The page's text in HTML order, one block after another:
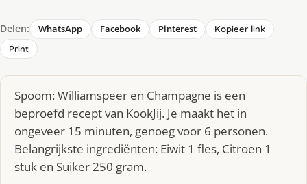
Delen: WhatsApp Facebook Pinterest
Kopieer link
Print
Spoom: Williamspeer en Champagne is een
beproefd recept van KookJij. Je maakt het in
ongeveer 15 minuten, genoeg voor 6 personen.
Belangrijkste ingrediënten: Eiwit 1 fles, Citroen 1
stuk en Suiker 250 gram.